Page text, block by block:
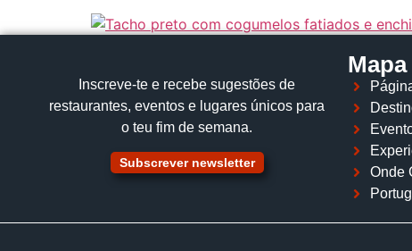
Inscreve‑te e recebe sugestões de
restaurantes, eventos e lugares únicos para
o teu fim de semana.
Subscrever newsletter
Onde